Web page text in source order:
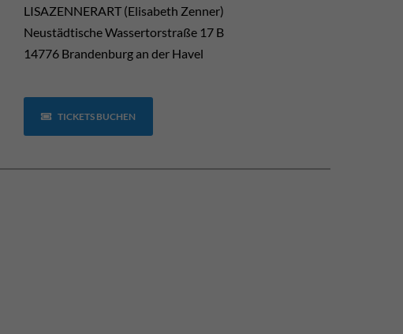
LISAZENNERART (Elisabeth Zenner)
Neustädtische Wassertorstraße 17 B
14776 Brandenburg an der Havel
TICKETS BUCHEN